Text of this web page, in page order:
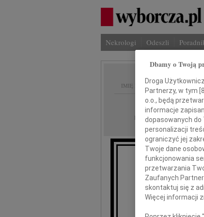
Nekrologi Odeszli
IMIĘ I NAZWISKO:
REGION: Radom
DATA EMISJI: 18.03.2016
Dbamy o Twoją
Droga
Partnerzy, w tym [
o.o., będą
informacje
dopasowanych do
personalizacji
ograniczyć jej
Twoje dane
funkcjonowania
przetwarzania
Zaufanych
skontaktuj się z
Więcej informacji